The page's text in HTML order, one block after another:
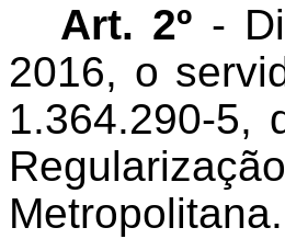
Art. 2º -
2016, o
1.364.290-5,
Metropolitana.